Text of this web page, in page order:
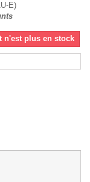
E)
n'est plus en stock